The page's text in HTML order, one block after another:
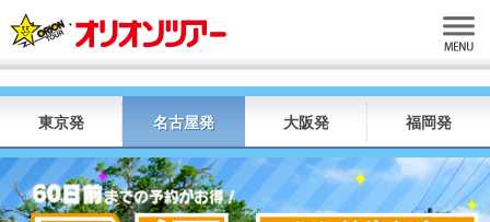
東京発 名古屋発 大阪発 福岡発